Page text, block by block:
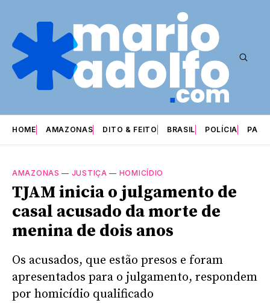
HOME AMAZONAS DITO & FEITO BRASIL POLÍCIA
AMAZONAS — JUSTIÇA — HOMICÍDIO
TJAM inicia o julgamento de
casal acusado da morte de
menina de dois anos
Os acusados, que estão presos e foram
apresentados para o julgamento, respondem
por homicídio qualificado